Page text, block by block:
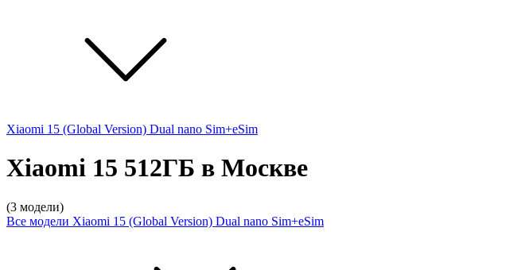
Xiaomi 15 (Global Version) Dual nano Sim+eSim
Xiaomi 15 512ГБ в Москве
(3 модели)
Все модели Xiaomi 15 (Global Version) Dual nano Sim+eSim